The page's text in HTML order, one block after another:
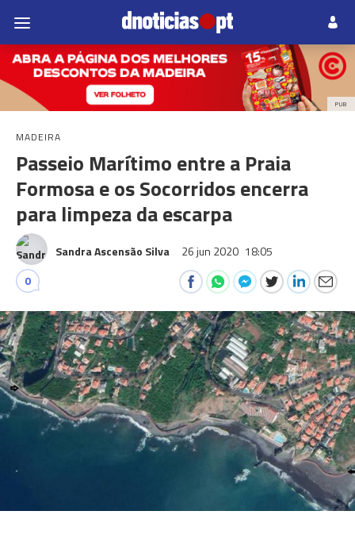
PUB
MADEIRA
Passeio Marítimo entre a Praia
Formosa e os Socorridos encerra
para limpeza da escarpa
Sandra Ascensão Silva 26 jun 2020 18:05
0